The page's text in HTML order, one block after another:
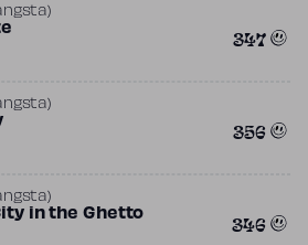
347
356
in the Ghetto 346